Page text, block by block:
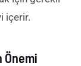
içerir.
Önemi